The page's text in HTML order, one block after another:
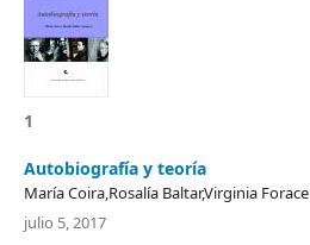
1
Autobiografía y teoría
María Coira,Rosalí­a Baltar,Virginia Forace
julio 5, 2017